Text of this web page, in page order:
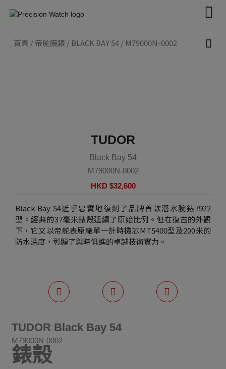
首頁 /帝舵腕錶 / BLACK BAY 54/ M79000N-0002
TUDOR
Black Bay 54
M79000N-0002
HKD $32,600
Black Bay 54近乎忠實地復刻了品牌首款潛水腕錶7922
型。經典的37毫米錶殼延續了原始比例。但在復古的外觀
下，它又以帝舵表原廠單一計時機芯MT5400型及200米的
防水深度，彰顯了與時俱進的卓越技術實力。
TUDOR Black Bay 54
M79000N-0002
錶殼